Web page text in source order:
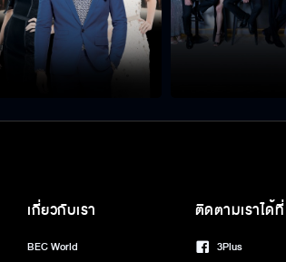
เกี่ยวกับเรา
BEC World
ติดตามเราได้ที่
3Plus